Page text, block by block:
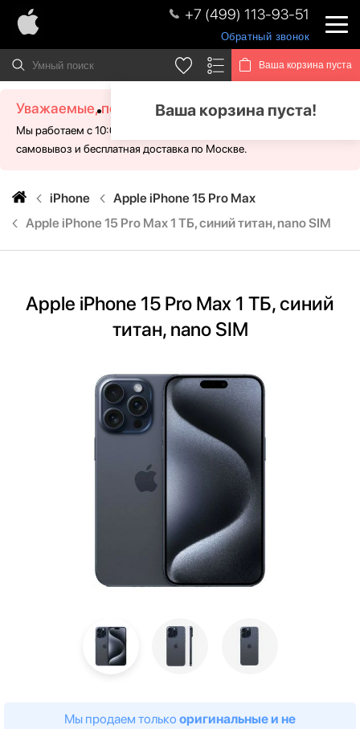
+7 (499) 113-93-51
Обратный звонок
Ваша корзина пуста
Ваша корзина пуста!
Уважаемые, посетители!
Мы работаем с 10:00 - 21:00 без выходных. Для Вас доступен
самовывоз и бесплатная доставка по Москве.
iPhone
Apple iPhone 15 Pro Max
Apple iPhone 15 Pro Max 1 ТБ, синий титан, nano SIM
Apple iPhone 15 Pro Max 1 ТБ, синий
титан, nano SIM
Мы продаем только оригинальные и не